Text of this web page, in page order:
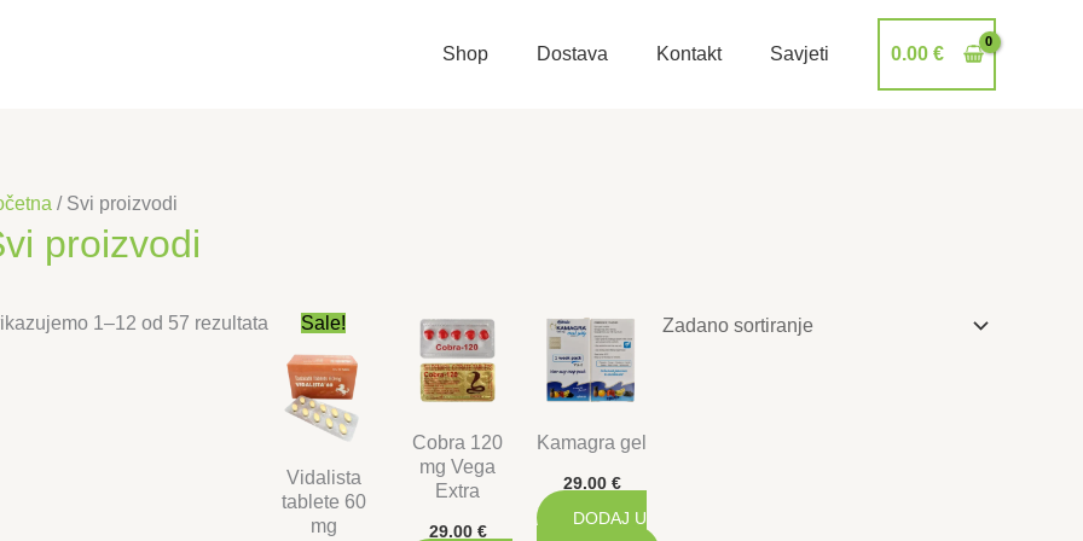
Shop Dostava Kontakt Savjeti 0.00 €
/ Svi proizvodi
proizvodi
1–12 od 57 rezultata Sale!
Vidalista
tablete 60
mg
Cobra 120
mg Vega
Extra
29.00 €
Kamagra gel
29.00 €
DODAJ U